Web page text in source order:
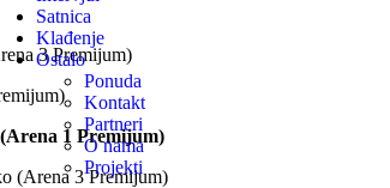
Satnica
Klađenje
Ostalo
Ponuda
Kontakt
Partneri
O nama
Projekti
3 Premijum)
1 Premijum)
(Arena 3 Premijum)